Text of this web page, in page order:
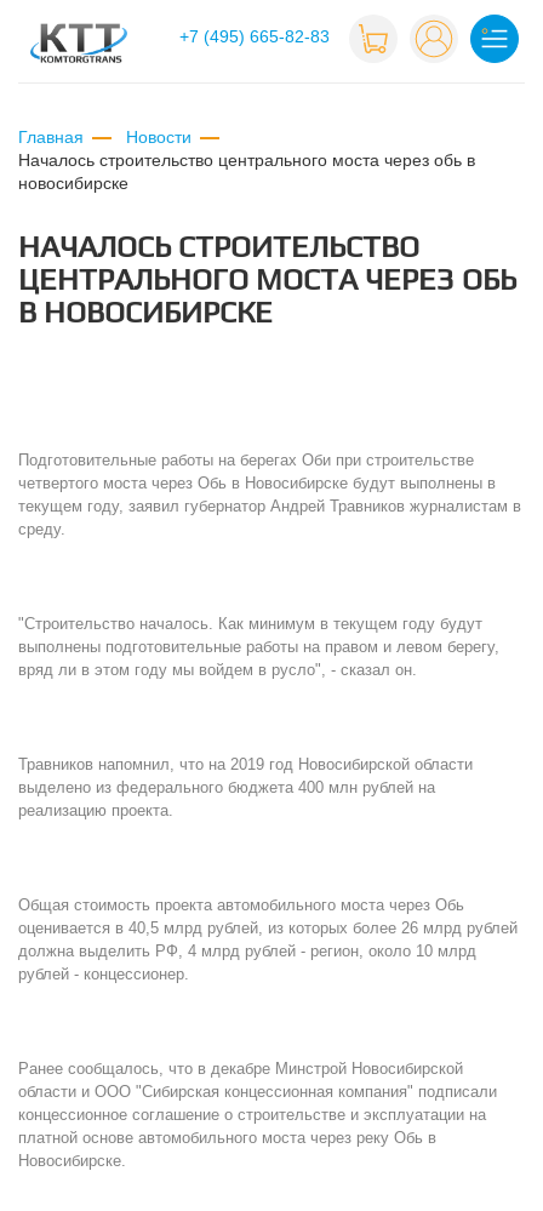
+7 (495) 665-82-83
Главная
Новости
началось строительство центрального моста через обь в
новосибирске
НАЧАЛОСЬ СТРОИТЕЛЬСТВО
ЦЕНТРАЛЬНОГО МОСТА ЧЕРЕЗ ОБЬ
В НОВОСИБИРСКЕ
Подготовительные работы на берегах Оби при строительстве
четвертого моста через Обь в Новосибирске будут выполнены в
текущем году, заявил губернатор Андрей Травников журналистам в
среду.
"Строительство началось. Как минимум в текущем году будут
выполнены подготовительные работы на правом и левом берегу,
вряд ли в этом году мы войдем в русло", - сказал он.
Травников напомнил, что на 2019 год Новосибирской области
выделено из федерального бюджета 400 млн рублей на
реализацию проекта.
Общая стоимость проекта автомобильного моста через Обь
оценивается в 40,5 млрд рублей, из которых более 26 млрд рублей
должна выделить РФ, 4 млрд рублей - регион, около 10 млрд
рублей - концессионер.
Ранее сообщалось, что в декабре Минстрой Новосибирской
области и ООО "Сибирская концессионная компания" подписали
концессионное соглашение о строительстве и эксплуатации на
платной основе автомобильного моста через реку Обь в
Новосибирске.